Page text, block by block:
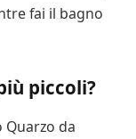
fai il bagno
piccoli?
Quarzo da